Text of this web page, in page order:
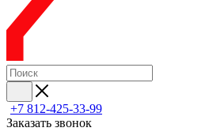
+7 812-425-33-99
Заказать звонок